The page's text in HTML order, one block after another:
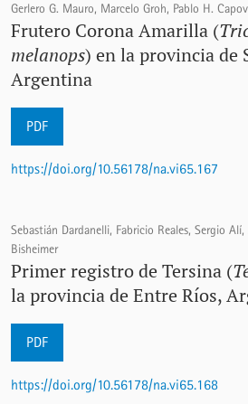
Gerlero G. Mauro, Marcelo Groh, Pablo H.
Frutero Corona Amarilla (
melanops) en la provincia de
Argentina
PDF
https://doi.org/10.56178/na.vi65.167
Sebastián Dardanelli, Fabricio Reales, Sergio
Bisheimer
Primer registro de Tersina (
la provincia de Entre Ríos,
PDF
https://doi.org/10.56178/na.vi65.168